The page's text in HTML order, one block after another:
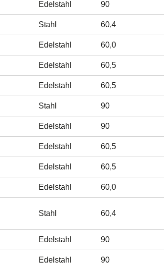
Edelstahl 90
Stahl 60,4
Edelstahl 60,0
Edelstahl 60,5
Edelstahl 60,5
Stahl 90
Edelstahl 90
Edelstahl 60,5
Edelstahl 60,5
Edelstahl 60,0
Stahl 60,4
Edelstahl 90
Edelstahl 90